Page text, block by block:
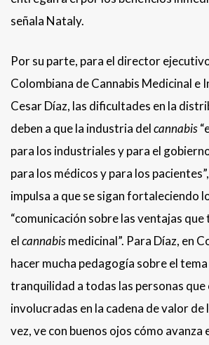
señala Nataly.
Por su parte, para el director
Colombiana de Cannabis Medicinal e
Cesar Díaz, las dificultades en la
deben a que la industria delcannabis
para los industriales y para el
para los médicos y para los
impulsa a que se sigan fortaleciendo
“comunicación sobre las ventajas que
elcannabismedicinal”. Para Díaz, en
hacer mucha pedagogía sobre el
tranquilidad a todas las personas que
involucradas en la cadena de valor de
vez, ve con buenos ojos cómo avanza